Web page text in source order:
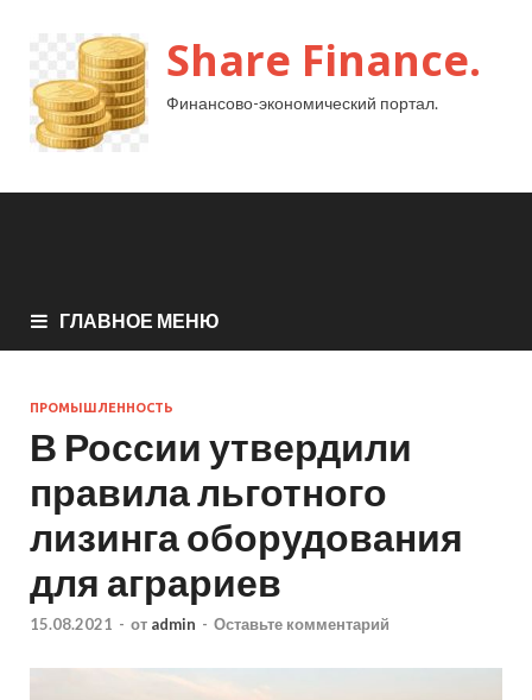
Share Finance.
Финансово-экономический портал.
ГЛАВНОЕ МЕНЮ
ПРОМЫШЛЕННОСТЬ
В России утвердили
правила льготного
лизинга оборудования
для аграриев
15.08.2021 - от admin - Оставьте комментарий